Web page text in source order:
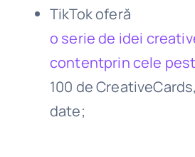
TikTok oferă
o serie de idei
contentprin cele
100 de
date;